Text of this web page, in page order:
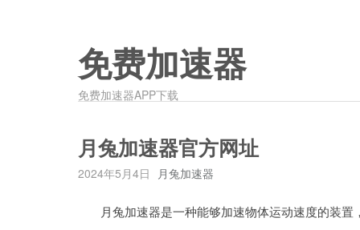
免费加速器
免费加速器APP下载
月兔加速器官方网址
2024年5月4日 月兔加速器
月兔加速器是一种能够加速物体运动速度的装置